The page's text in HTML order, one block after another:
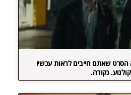
הסרט שאתם חייבים לראות עכשיו
נקודה.